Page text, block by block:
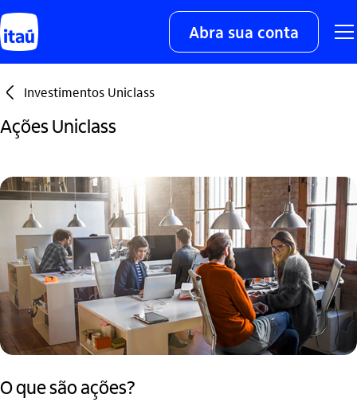
Abra sua conta
seta_esquerda Investimentos Uniclass
Ações Uniclass
O que são ações?